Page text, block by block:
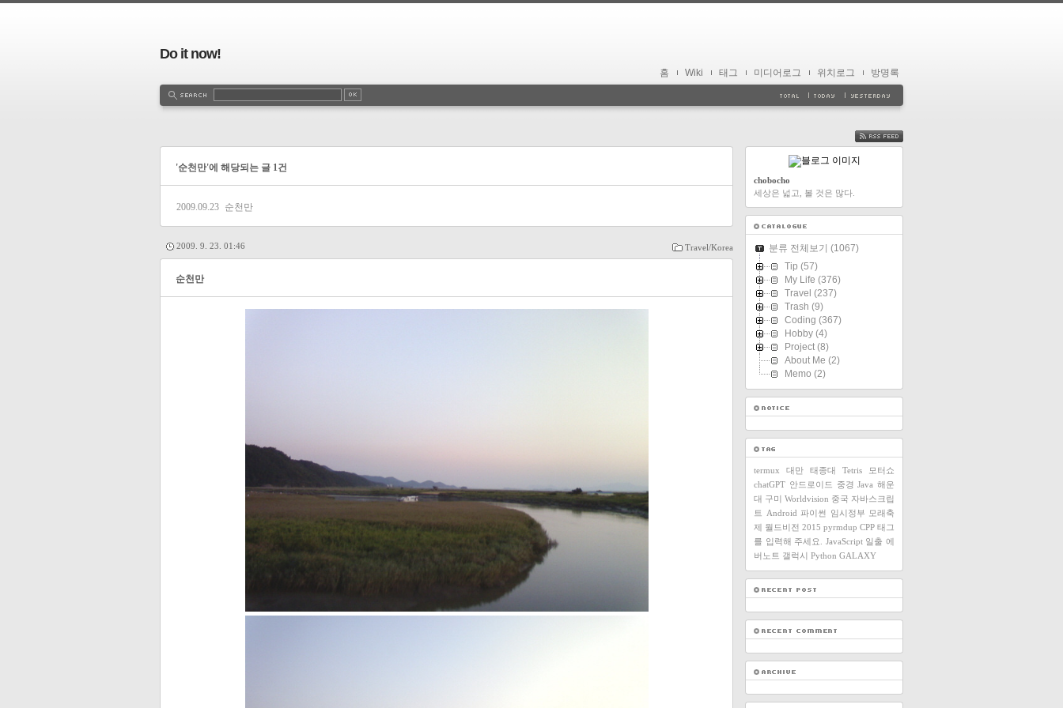
Do it now!
홈 Wiki 태그 미디어로그 위치로그 방명록
'순천만'에 해당되는 글 1건
2009.09.23 순천만
Travel/Korea
2009. 9. 23. 01:46
순천만
FEED
chobocho
세상은 넓고, 볼 것은 많다.
분류 전체보기 (1067)
Tip (57)
My Life (376)
Travel (237)
Trash (9)
Coding (367)
Hobby (4)
Project (8)
About Me (2)
Memo (2)
termux 대만 태종대 Tetris
모터쇼
chatGPT 안드로이드 중경 Java 해운
대 구미 Worldvision 중국 자바스크립
트
Android 파이썬 임시정부 모래축
제 월드비전 2015 pyrmdup CPP 태그
를 입력해 주세요.
JavaScript 일출 에
버노트 갤럭시 Python GALAXY